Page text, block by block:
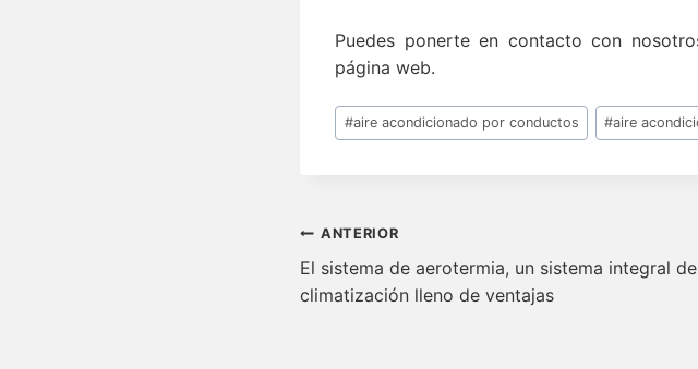
Puedes ponerte en contacto con
página web.
Etiquetas
de
#aire acondicionado por conductos #aire
Navegación
de
entradas
ANTERIOR
El sistema de aerotermia, un sistema integral de
climatización lleno de ventajas